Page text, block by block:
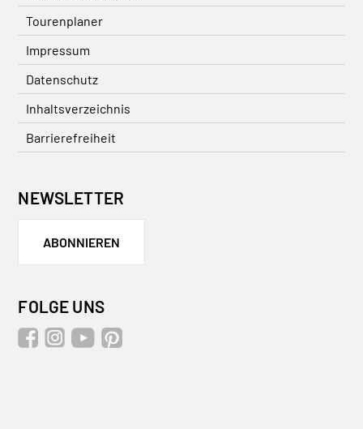
Tourenplaner
Impressum
Datenschutz
Inhaltsverzeichnis
Barrierefreiheit
NEWSLETTER
ABONNIEREN
FOLGE UNS